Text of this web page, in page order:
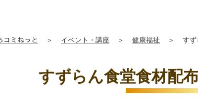
コミねっと ＞ イベント・講座 ＞ 健康福祉 ＞ すず
すずらん食堂食材配